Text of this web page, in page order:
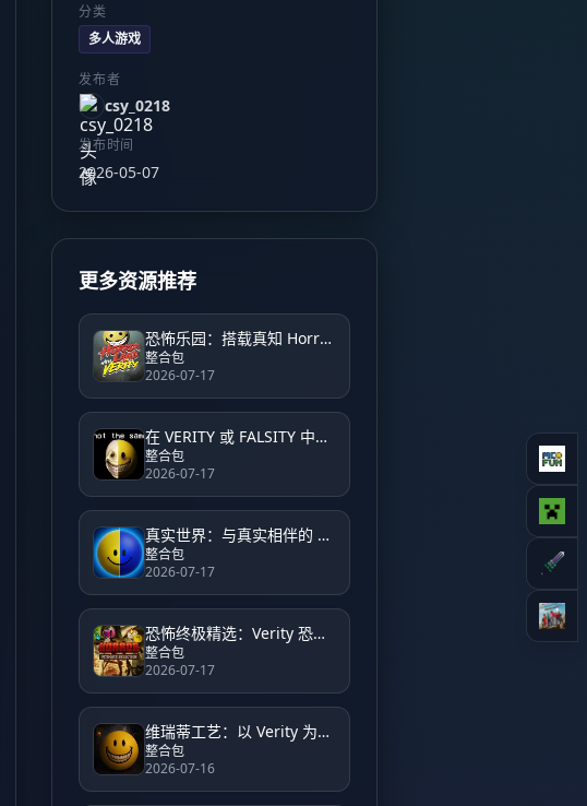
分类
多人游戏
发布者
csy_0218
发布时间
2026-05-07
更多资源推荐
恐怖乐园：搭载真知 Horrorland with Verity – Horror
整合包
2026-07-17
在 VERITY 或 FALSITY 中求生 Survive from VERITY or FALSITY
整合包
2026-07-17
真实世界：与真实相伴的 AI 恐怖冒险 Verity World: An AI Horror Adventure with Verity
整合包
2026-07-17
恐怖终极精选：Verity 恐怖冒险 Horror Ultimate Selection: Verity Horror Adventure
整合包
2026-07-17
维瑞蒂工艺：以 Verity 为核心的真实恐怖体验 VerityCraft: A Realistic Horror Experience with Verity
整合包
2026-07-16